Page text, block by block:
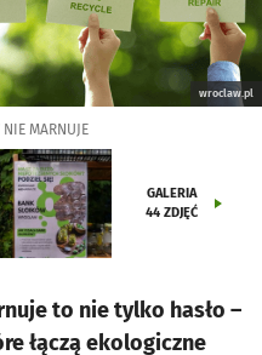
wroclaw.pl
MARNUJE
GALERIA
44 ZDJĘĆ
to nie tylko hasło –
łączą ekologiczne